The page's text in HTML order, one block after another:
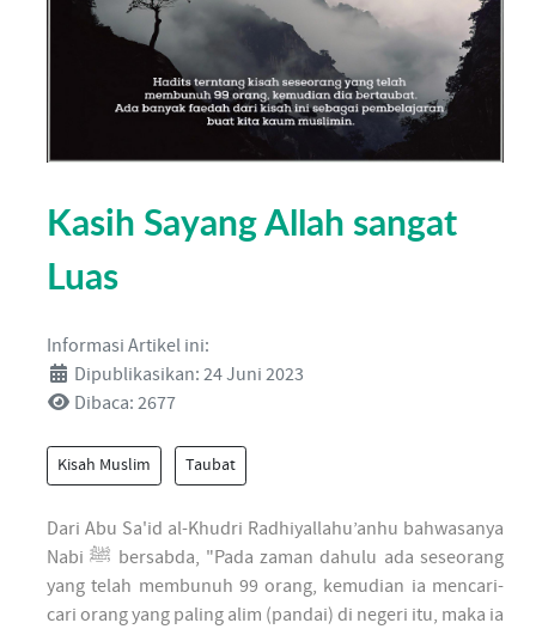
Kasih Sayang Allah sangat
Luas
Informasi Artikel ini:
Dipublikasikan: 24 Juni 2023
Dibaca: 2677
Kisah Muslim Taubat
Dari Abu Sa'id al-Khudri Radhiyallahu’anhu bahwasanya
Nabi ﷺ bersabda, "Pada zaman dahulu ada seseorang
yang telah membunuh 99 orang, kemudian ia mencari-
cari orang yang paling alim (pandai) di negeri itu, maka ia